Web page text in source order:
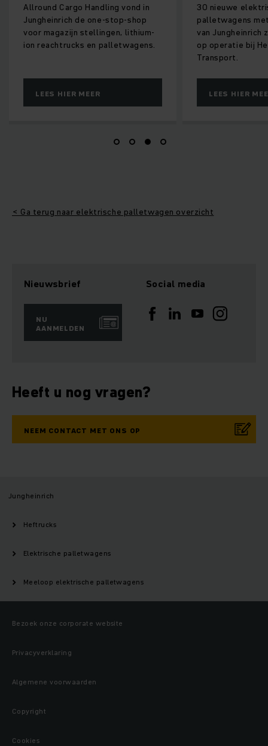
Allround Cargo Handling vond in
Jungheinrich de one-stop-shop
voor magazijn stellingen, lithium-
ion reachtrucks en palletwagens.
LEES HIER MEER
30 nieuwe
palletwagens
van Jungheinrich
op operatie bij
Transport.
LEES HIER
< Ga terug naar elektrische palletwagen overzicht
Nieuwsbrief
NU
AANMELDEN
Social media
Heeft u nog vragen?
NEEM CONTACT MET ONS OP
Jungheinrich
Heftrucks
Elektrische palletwagens
Meeloop elektrische palletwagens
Bezoek onze corporate website
Privacyverklaring
Algemene voorwaarden
Copyright
Cookies